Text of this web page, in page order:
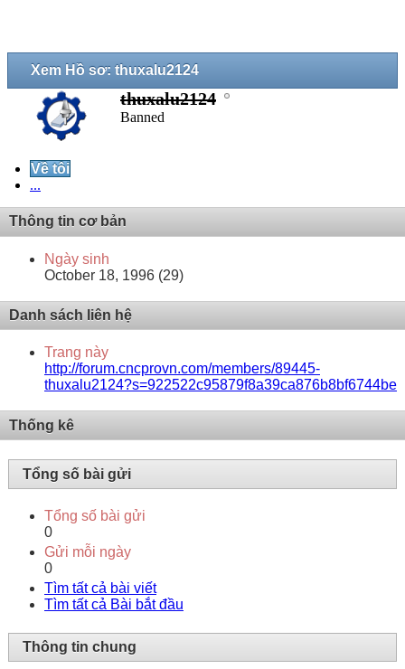
Xem Hồ sơ: thuxalu2124
thuxalu2124
Banned
Về tôi
...
Thông tin cơ bản
Ngày sinh
October 18, 1996 (29)
Danh sách liên hệ
Trang này
http://forum.cncprovn.com/members/89445-
thuxalu2124?s=922522c95879f8a39ca876b8bf6744be
Thống kê
Tổng số bài gửi
Tổng số bài gửi
0
Gửi mỗi ngày
0
Tìm tất cả bài viết
Tìm tất cả Bài bắt đầu
Thông tin chung